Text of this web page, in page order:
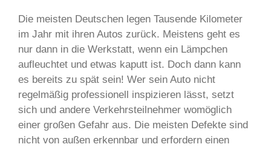
Die meisten Deutschen legen Tausende Kilometer
im Jahr mit ihren Autos zurück. Meistens geht es
nur dann in die Werkstatt, wenn ein Lämpchen
aufleuchtet und etwas kaputt ist. Doch dann kann
es bereits zu spät sein! Wer sein Auto nicht
regelmäßig professionell inspizieren lässt, setzt
sich und andere Verkehrsteilnehmer womöglich
einer großen Gefahr aus. Die meisten Defekte sind
nicht von außen erkennbar und erfordern einen